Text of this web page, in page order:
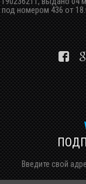
под номером 436 от
Введите свой